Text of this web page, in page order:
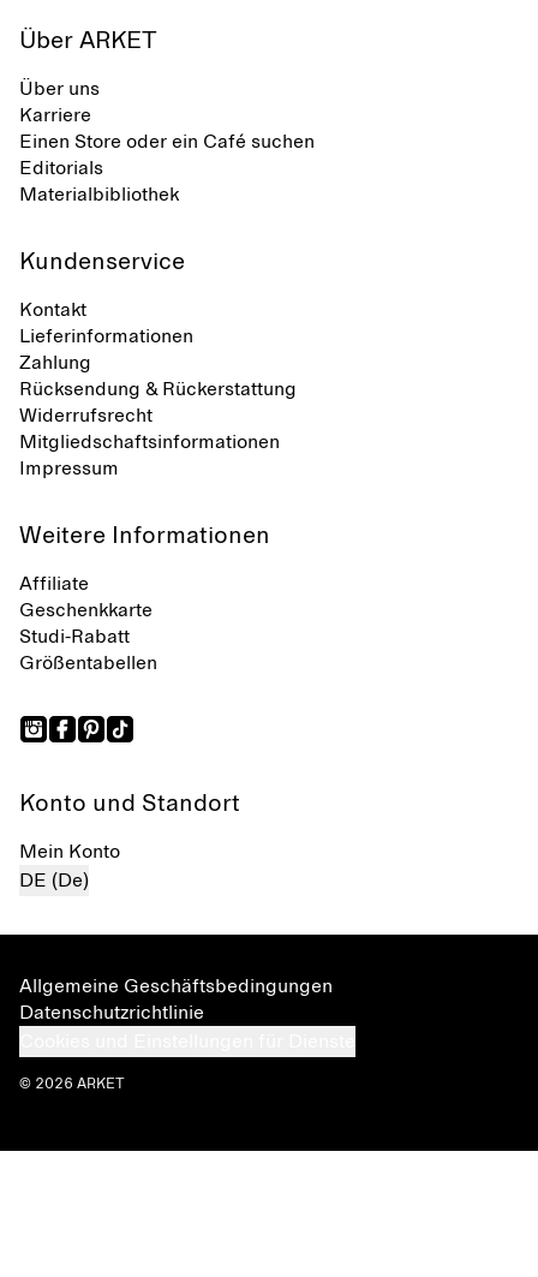
Über ARKET
Über uns
Karriere
Einen Store oder ein Café suchen
Editorials
Materialbibliothek
Kundenservice
Kontakt
Lieferinformationen
Zahlung
Rücksendung & Rückerstattung
Widerrufsrecht
Mitgliedschaftsinformationen
Impressum
Weitere Informationen
Affiliate
Geschenkkarte
Studi-Rabatt
Größentabellen
Konto und Standort
Mein Konto
DE (De)
Allgemeine Geschäftsbedingungen
Datenschutzrichtlinie
© 2026 ARKET